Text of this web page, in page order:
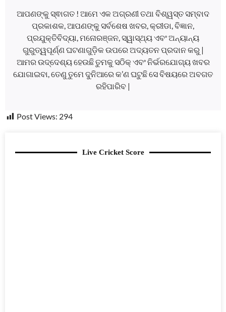
ଆପଣଙ୍କୁ ସ୍ଵାଗତ ! ଆମେ ଏକ ଅଗ୍ରଣୀ ତଥା ବିଶ୍ୱସ୍ତ ସମ୍ବାଦ
ପ୍ରକାଶକ, ଆପଣଙ୍କୁ ସର୍ବଶେଷ ଖବର, କ୍ରୀଡା, ବିଜ୍ଞାନ,
ପ୍ରଯୁକ୍ତିବିଦ୍ୟା, ମନୋରଞ୍ଜନ, ସ୍ୱାସ୍ଥ୍ୟ ଏବଂ ଅନ୍ୟାନ୍ୟ
ଗୁରୁତ୍ୱପୂର୍ଣ୍ଣ ଘଟଣାଗୁଡ଼ିକ ଉପରେ ଅଦ୍ୟତନ ପ୍ରଦାନ କରୁ |
ଆମର ଉଦ୍ଦେଶ୍ୟ ହେଉଛି ତୁମକୁ ସଠିକ୍ ଏବଂ ନିର୍ଭରଯୋଗ୍ୟ ଖବର
ଯୋଗାଇବା, ତେଣୁ ତୁମେ ଦୁନିଆରେ କ’ଣ ଘଟୁଛି ସେ ବିଷୟରେ ଅବଗତ
ରହିପାରିବ |
Post Views: 294
Live Cricket Score